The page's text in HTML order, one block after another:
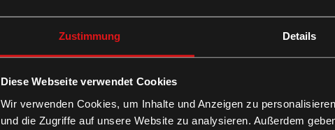
Zustimmung Details
Diese Webseite verwendet Cookies
Wir verwenden Cookies, um Inhalte und Anzeigen zu
und die Zugriffe auf unsere Website zu analysieren. Außerdem